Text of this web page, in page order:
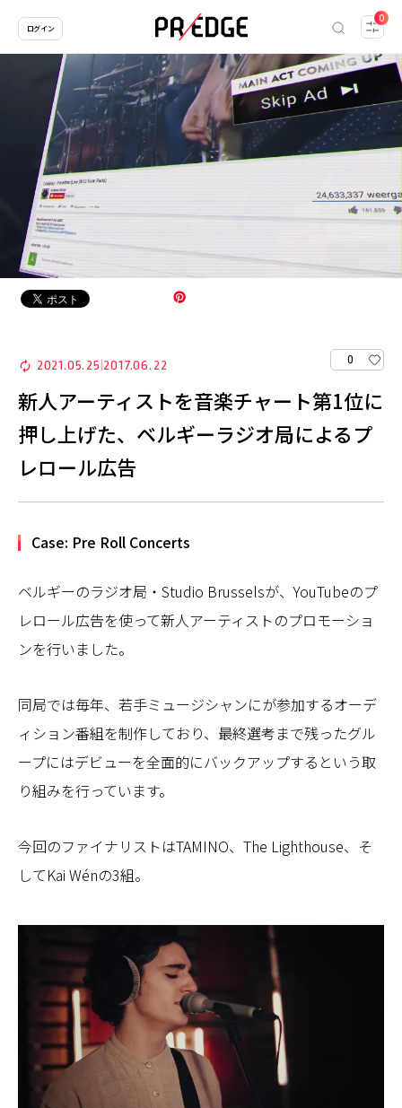
0
ログイン
2021.05.25 2017.06.22 0
新人アーティストを音楽チャート第1位に
押し上げた、ベルギーラジオ局によるプ
レロール広告
Case: Pre Roll Concerts
ベルギーのラジオ局・Studio Brusselsが、YouTubeのプ
レロール広告を使って新人アーティストのプロモーショ
ンを行いました。
同局では毎年、若手ミュージシャンにが参加するオーデ
ィション番組を制作しており、最終選考まで残ったグル
ープにはデビューを全面的にバックアップするという取
り組みを行っています。
今回のファイナリストはTAMINO、The Lighthouse、そ
してKai Wénの3組。